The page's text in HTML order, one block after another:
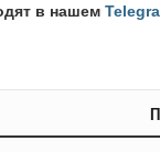
в нашем